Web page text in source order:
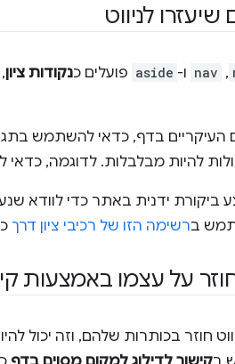
לניווט
, ‏
nav ו- aside פועלים כנקודות ציון
העיקריים בדף, כדאי להשתמש בתגי
להיות מבלבלות. לדוגמה,
ברשימה הזו של רכיבי ציון דרך
על עצמו באמצעות
חוזר בכותרות שלהם, וזה יכול